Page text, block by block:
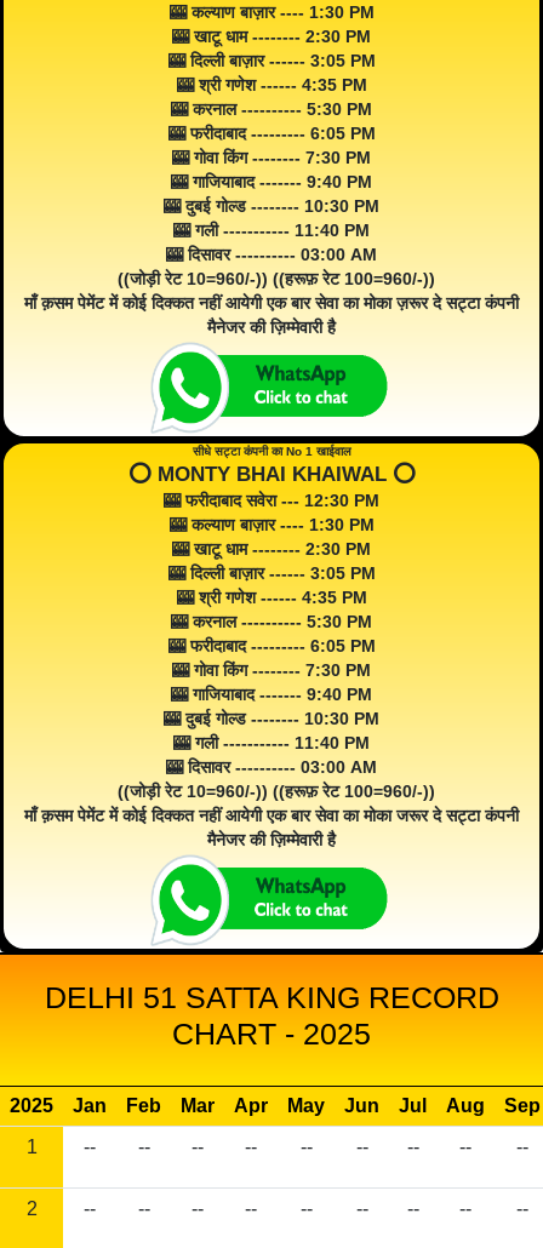
🎰 कल्याण बाज़ार ---- 1:30 PM
🎰 खाटू धाम -------- 2:30 PM
🎰 दिल्ली बाज़ार ------ 3:05 PM
🎰 श्री गणेश ------ 4:35 PM
🎰 करनाल ---------- 5:30 PM
🎰 फरीदाबाद --------- 6:05 PM
🎰 गोवा किंग -------- 7:30 PM
🎰 गाजियाबाद ------- 9:40 PM
🎰 दुबई गोल्ड -------- 10:30 PM
🎰 गली ----------- 11:40 PM
🎰 दिसावर ---------- 03:00 AM
((जोड़ी रेट 10=960/-)) ((हरूफ़ रेट 100=960/-))
माँ क़सम पेमेंट में कोई दिक्कत नहीं आयेगी एक बार सेवा का मोका ज़रूर दे सट्टा कंपनी
मैनेजर की ज़िम्मेवारी है
सीधे सट्टा कंपनी का No 1 खाईवाल
⭕️ MONTY BHAI KHAIWAL ⭕️
🎰 फरीदाबाद सवेरा --- 12:30 PM
🎰 कल्याण बाज़ार ---- 1:30 PM
🎰 खाटू धाम -------- 2:30 PM
🎰 दिल्ली बाज़ार ------ 3:05 PM
🎰 श्री गणेश ------ 4:35 PM
🎰 करनाल ---------- 5:30 PM
🎰 फरीदाबाद --------- 6:05 PM
🎰 गोवा किंग -------- 7:30 PM
🎰 गाजियाबाद ------- 9:40 PM
🎰 दुबई गोल्ड -------- 10:30 PM
🎰 गली ----------- 11:40 PM
🎰 दिसावर ---------- 03:00 AM
((जोड़ी रेट 10=960/-)) ((हरूफ़ रेट 100=960/-))
माँ क़सम पेमेंट में कोई दिक्कत नहीं आयेगी एक बार सेवा का मोका जरूर दे सट्टा कंपनी
मैनेजर की ज़िम्मेवारी है
DELHI 51 SATTA KING RECORD
CHART - 2025
2025 Jan Feb Mar Apr May Jun Jul Aug
Sep
1
-- -- -- -- -- -- -- -- --
2 -- -- -- -- -- -- -- -- --